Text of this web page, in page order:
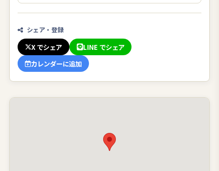
シェア・登録
X でシェア
LINE でシェア
カレンダーに追加